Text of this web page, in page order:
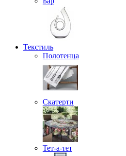
Текстиль
Полотенца
Скатерти
Тет-а-тет